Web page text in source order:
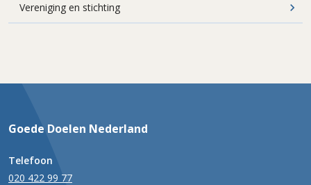
Vereniging en stichting
Goede Doelen Nederland
Telefoon
020 422 99 77